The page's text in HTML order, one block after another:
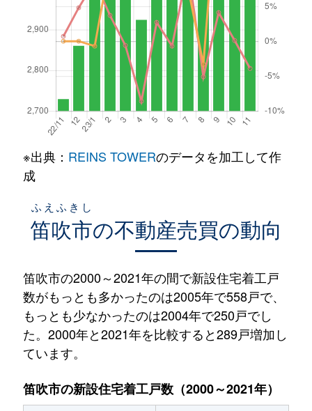
※出典： REINS TOWERのデータを加工して作
成
笛吹市
ふえふきし
の不動産売買の動向
笛吹市の2000～2021年の間で新設住宅着工戸
数がもっとも多かったのは2005年で558戸で、
もっとも少なかったのは2004年で250戸でし
た。2000年と2021年を比較すると289戸増加し
ています。
笛吹市の新設住宅着工戸数（2000～2021年）